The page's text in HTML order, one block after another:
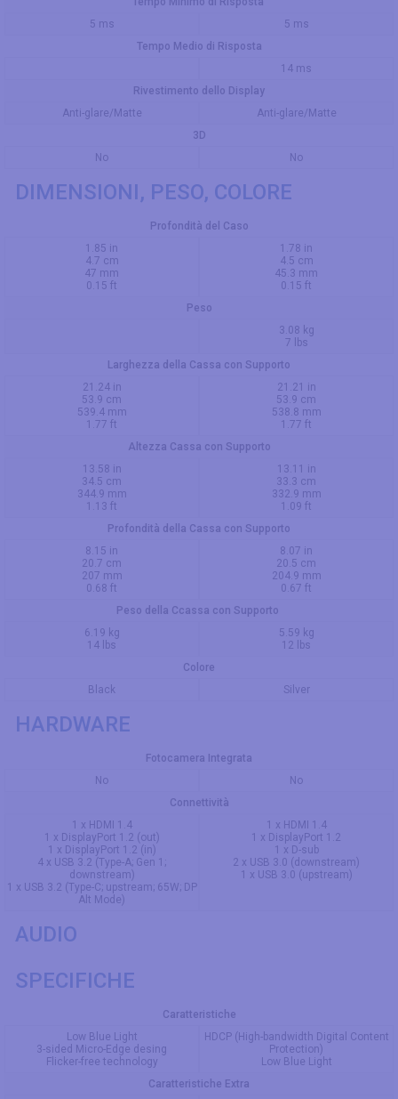
5 ms
5 ms
Tempo Medio di Risposta
14 ms
Rivestimento dello Display
Anti-glare/Matte
Anti-glare/Matte
3D
No
No
DIMENSIONI, PESO, COLORE
Profondità del Caso
1.85 in
4.7 cm
47 mm
0.15 ft
1.78 in
4.5 cm
45.3 mm
0.15 ft
Peso
3.08 kg
7 lbs
Larghezza della Cassa con Supporto
21.24 in
53.9 cm
539.4 mm
1.77 ft
21.21 in
53.9 cm
538.8 mm
1.77 ft
Altezza Cassa con Supporto
13.58 in
34.5 cm
344.9 mm
1.13 ft
13.11 in
33.3 cm
332.9 mm
1.09 ft
Profondità della Cassa con Supporto
8.15 in
20.7 cm
207 mm
0.68 ft
8.07 in
20.5 cm
204.9 mm
0.67 ft
Peso della Ccassa con Supporto
6.19 kg
14 lbs
5.59 kg
12 lbs
Colore
Black
Silver
HARDWARE
Fotocamera Integrata
No
No
Connettività
1 x HDMI 1.4
1 x DisplayPort 1.2 (out)
1 x DisplayPort 1.2 (in)
4 x USB 3.2 (Type-A; Gen 1;
downstream)
1 x USB 3.2 (Type-C; upstream; 65W; DP
Alt Mode)
1 x HDMI 1.4
1 x DisplayPort 1.2
1 x D-sub
2 x USB 3.0 (downstream)
1 x USB 3.0 (upstream)
AUDIO
SPECIFICHE
Caratteristiche
Low Blue Light
3-sided Micro-Edge desing
Flicker-free technology
HDCP (High-bandwidth Digital Content
Protection)
Low Blue Light
Caratteristiche Extra